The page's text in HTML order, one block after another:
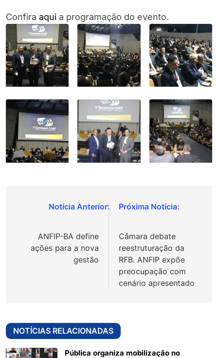
Confira aqui a programação do evento.
Navegação
Post
ANFIP-BA define
ações para a nova
gestão
Câmara debate
reestruturação da
RFB. ANFIP expõe
preocupação com
cenário apresentado
NOTÍCIAS RELACIONADAS
Pública organiza mobilização no